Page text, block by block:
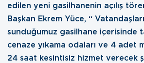
edilen yeni gasilhanenin açılış
Başkan Ekrem Yüce, “
sunduğumuz gasilhane içerisinde
cenaze yıkama odaları ve 4 adet
24 saat kesintisiz hizmet verecek